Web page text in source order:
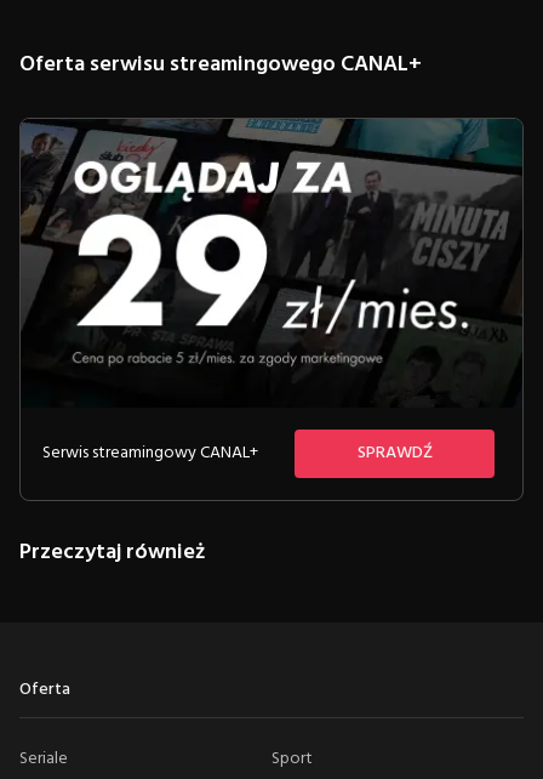
Oferta serwisu streamingowego CANAL+
Serwis streamingowy CANAL+ SPRAWDŹ
Przeczytaj również
Oferta
Seriale
Sport